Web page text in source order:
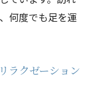
何度でも足を運
ラクゼーション